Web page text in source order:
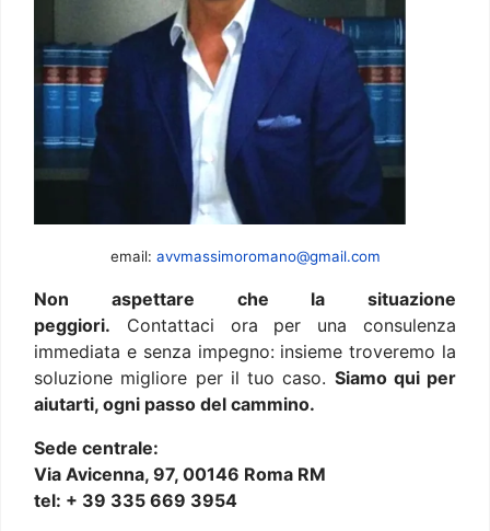
email: avvmassimoromano@gmail.com
Non aspettare che la situazione
peggiori. Contattaci ora per una consulenza
immediata e senza impegno: insieme troveremo la
soluzione migliore per il tuo caso. Siamo qui per
aiutarti, ogni passo del cammino.
Sede centrale:
Via Avicenna, 97, 00146 Roma RM
tel: + 39 335 669 3954